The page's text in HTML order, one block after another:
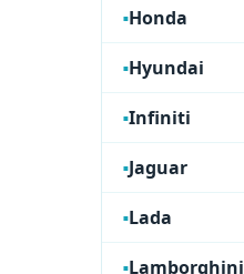
Honda
Hyundai
Infiniti
Jaguar
Lada
Lamborghini